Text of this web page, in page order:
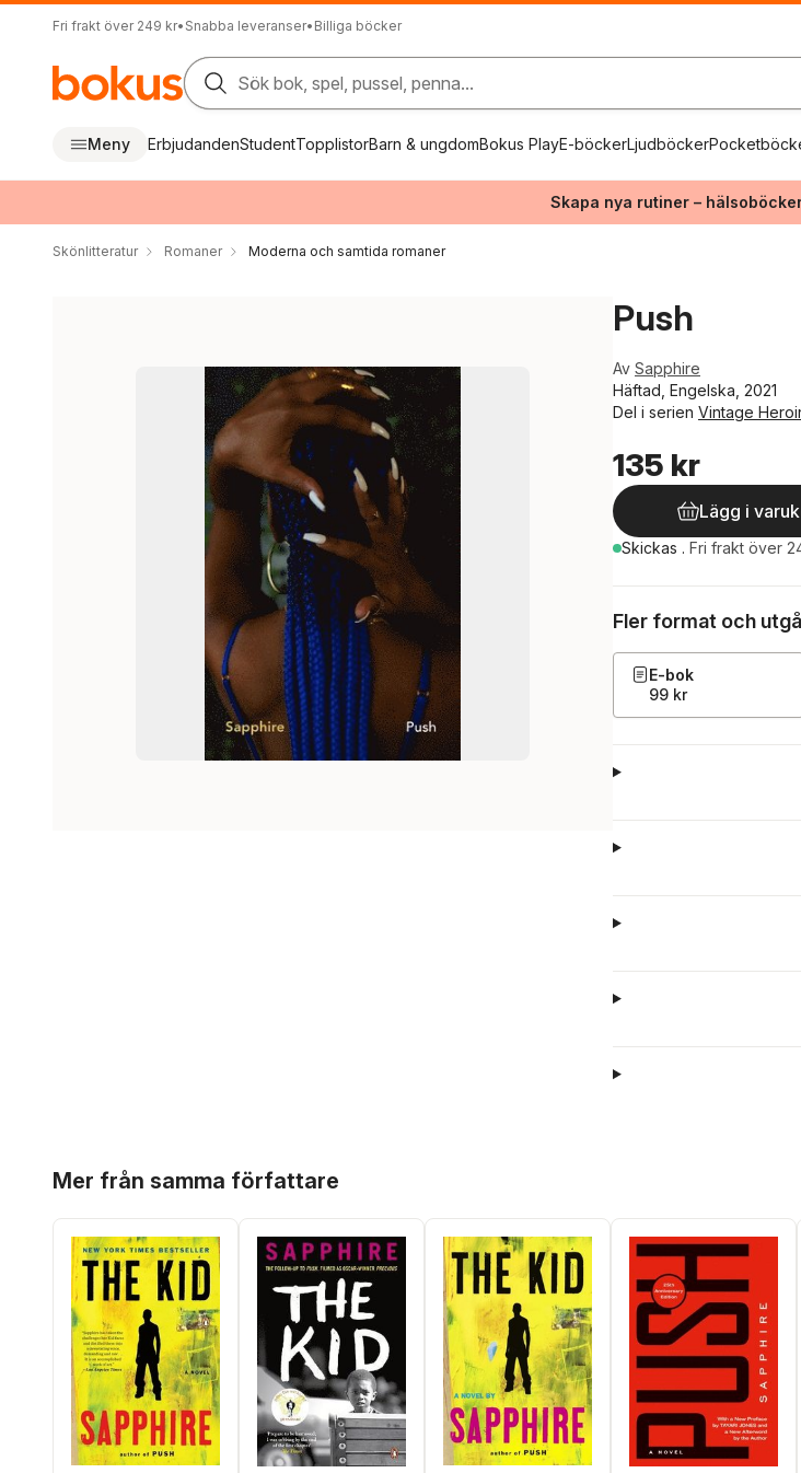
Fri frakt över 249 kr• Snabba leveranser• Billiga böcker
Sök bok, spel, pussel, penna...
Meny ErbjudandenStudentTopplistorBarn & ungdomBokus PlayE-böckerLjudböcker
Skapa nya rutiner –
Skönlitteratur Romaner Moderna och samtida romaner
Push
Av Sapphire
Häftad, Engelska, 2021
Del i serien Vintage
135 kr
Lägg i
Skickas . Fri frakt över
Fler format och
E-bok
99 kr
Mer från samma författare